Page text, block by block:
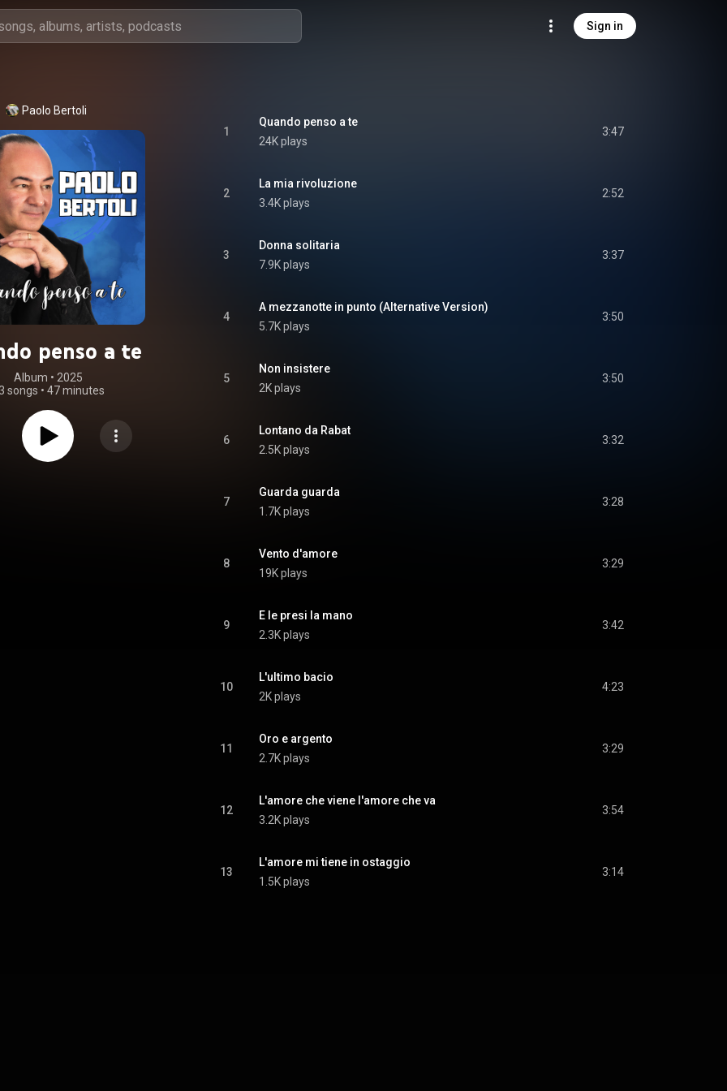
Sign in
Paolo Bertoli
penso a te
Album • 2025
songs • 47 minutes
1
Quando penso a te
24K plays
3:47
2
La mia rivoluzione
3.4K plays
2:52
3
Donna solitaria
7.9K plays
3:37
4
A mezzanotte in punto (Alternative Version)
5.7K plays
3:50
5
Non insistere
2K plays
3:50
6
Lontano da Rabat
2.5K plays
3:32
7
Guarda guarda
1.7K plays
3:28
8
Vento d'amore
19K plays
3:29
9
E le presi la mano
2.3K plays
3:42
10
L'ultimo bacio
2K plays
4:23
11
Oro e argento
2.7K plays
3:29
12
L'amore che viene l'amore che va
3.2K plays
3:54
13
L'amore mi tiene in ostaggio
1.5K plays
3:14